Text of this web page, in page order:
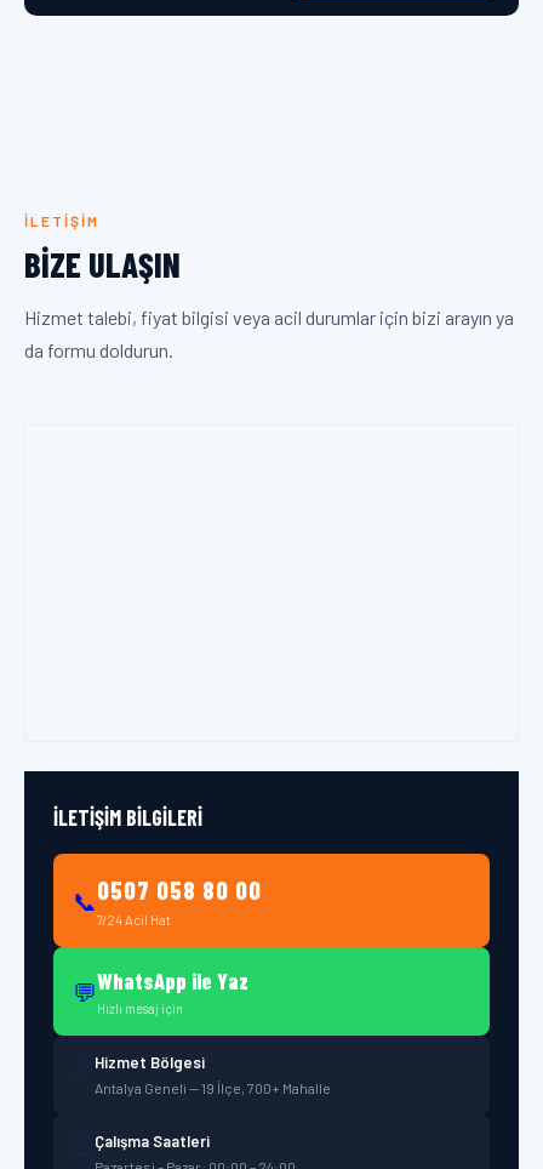
İLETIŞIM
BIZE ULAŞIN
Hizmet talebi, fiyat bilgisi veya acil durumlar için bizi arayın ya
da formu doldurun.
İLETIŞIM BILGILERI
📞0507 058 80 00
7/24 Acil Hat
💬WhatsApp ile Yaz
Hızlı mesaj için
Hizmet Bölgesi
Antalya Geneli — 19 İlçe, 700+ Mahalle
Çalışma Saatleri